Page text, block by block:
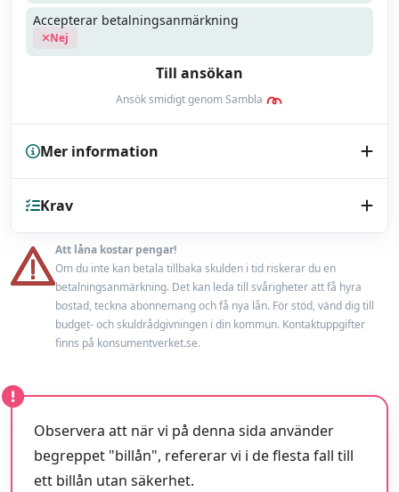
Till ansökan
Ansök smidigt genom Sambla
Accepterar betalningsanmärkning
Nej
Mer information
Kreditupplysning UC
Endast bilhandlare
Låneförsäkring Ja
Max belåningsgrad 100 %
Krav
Minst 18 år
En fast inkomst från anställning eller pension
Accepterar ej betalningsanmärkning
Att låna kostar pengar!
Om du inte kan betala tillbaka skulden i tid riskerar du en
betalningsanmärkning. Det kan leda till svårigheter att få hyra
bostad, teckna abonnemang och få nya lån. För stöd, vänd dig till
budget- och skuldrådgivningen i din kommun. Kontaktuppgifter
finns på konsumentverket.se.
Observera att när vi på denna sida använder
begreppet "billån", refererar vi i de flesta fall till
ett billån utan säkerhet.